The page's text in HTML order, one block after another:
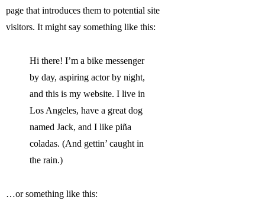
page that introduces them to potential site
visitors. It might say something like this:
Hi there! I’m a bike messenger
by day, aspiring actor by night,
and this is my website. I live in
Los Angeles, have a great dog
named Jack, and I like piña
coladas. (And gettin’ caught in
the rain.)
…or something like this: